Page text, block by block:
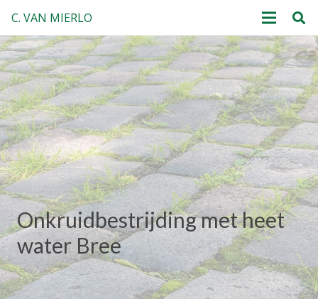
C. VAN MIERLO
Onkruidbestrijding met heet
water Bree